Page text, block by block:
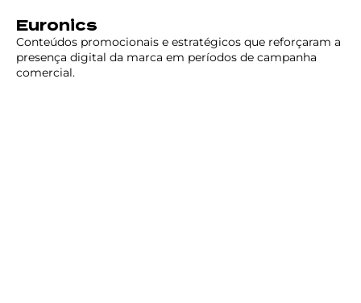
Euronics
Conteúdos promocionais e estratégicos que reforçaram a
presença digital da marca em períodos de campanha
comercial.